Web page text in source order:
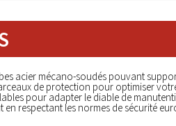
acier mécano-soudés pouvant
de protection pour optimiser
pour adapter le diable de
respectant les normes de sécurité